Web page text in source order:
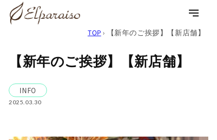
コンテ
ンツに
進む
イ ト
TOP › 【新年のご挨拶】【新店舗】
【新年のご挨拶】【新店舗】
INFO
2025.03.30